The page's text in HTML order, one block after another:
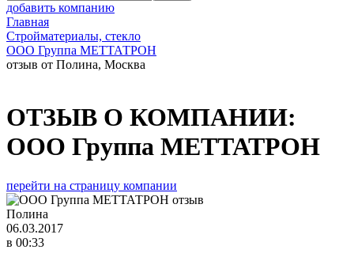
добавить компанию
Главная
Стройматериалы, стекло
ООО Группа МЕТТАТРОН
отзыв от Полина, Москва
ОТЗЫВ О КОМПАНИИ:
ООО Группа МЕТТАТРОН
перейти на страницу компании
Полина
06.03.2017
в 00:33